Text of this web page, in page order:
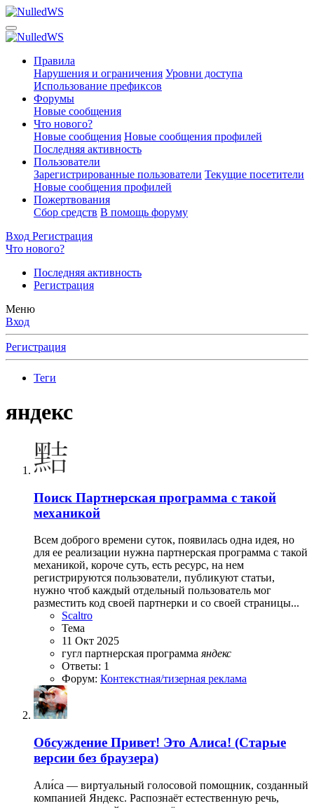
Правила
Нарушения и ограничения Уровни доступа
Использование префиксов
Форумы
Новые сообщения
Что нового?
Новые сообщения Новые сообщения профилей
Последняя активность
Пользователи
Зарегистрированные пользователи Текущие посетители
Новые сообщения профилей
Пожертвования
Сбор средств В помощь форуму
Вход Регистрация
Что нового?
Последняя активность
Регистрация
Меню
Вход
Регистрация
Теги
яндекс
Поиск Партнерская программа с такой
механикой
Всем доброго времени суток, появилась одна идея, но
для ее реализации нужна партнерская программа с такой
механикой, короче суть, есть ресурс, на нем
регистрируются пользователи, публикуют статьи,
нужно чтоб каждый отдельный пользователь мог
разместить код своей партнерки и со своей страницы...
Scaltro
Тема
11 Окт 2025
гугл партнерская программа яндекс
Ответы: 1
Форум: Контекстная/тизерная реклама
Обсуждение Привет! Это Алиса! (Старые
версии без браузера)
Али́са — виртуальный голосовой помощник, созданный
компанией Яндекс. Распознаёт естественную речь,